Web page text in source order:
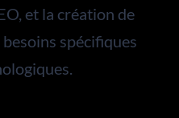
et la création de
spécifiques